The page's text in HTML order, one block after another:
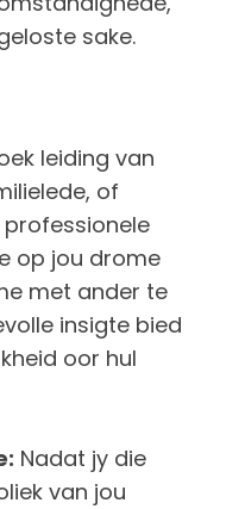
sake.
leiding van
of
op jou drome
met ander te
insigte bied
oor hul
Nadat jy die
van jou